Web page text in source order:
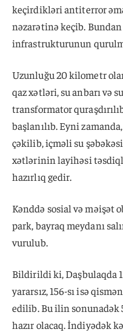
keçirdikləri antiterror
nəzarətinə keçib.
infrastrukturunun
Uzunluğu 20 kilometr
qaz xətləri, su anbarı və
transformator
başlanılıb. Eyni
çəkilib, içməli su
xətlərinin layihəsi
hazırlıq gedir.
Kənddə sosial və məişət
park, bayraq meydanı
vurulub.
Bildirildi ki, Daşbulaqda
yararsız, 156-sı isə
edilib. Bu ilin sonunadək
hazır olacaq. İndiyədək